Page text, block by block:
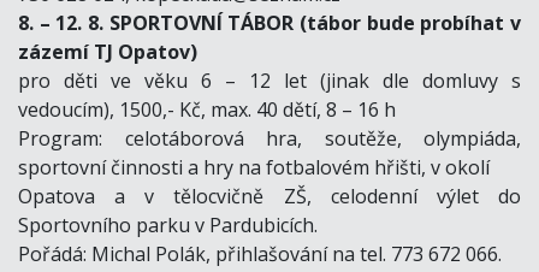
8. – 12. 8. SPORTOVNÍ TÁBOR (tábor bude probíhat v
zázemí TJ Opatov)
pro děti ve věku 6 – 12 let (jinak dle domluvy s
vedoucím), 1500,- Kč, max. 40 dětí, 8 – 16 h
Program: celotáborová hra, soutěže, olympiáda,
sportovní činnosti a hry na fotbalovém hřišti, v okolí
Opatova a v tělocvičně ZŠ, celodenní výlet do
Sportovního parku v Pardubicích.
Pořádá: Michal Polák, přihlašování na tel. 773 672 066.